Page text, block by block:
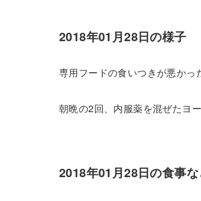
2018年01月28日の様子
専用フードの食いつきが悪かっ
朝晩の2回、内服薬を混ぜたヨ
2018年01月28日の食事